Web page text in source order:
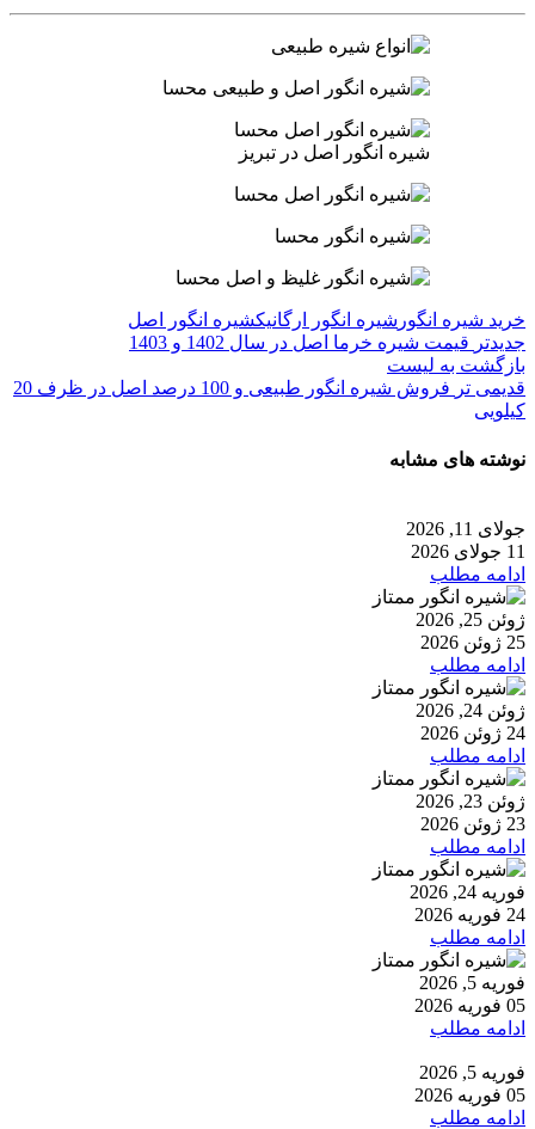
شیره انگور اصل در تبریز
خرید شیره انگور شیره انگور ارگانیکشیره انگور اصل
جدیدتر قیمت شیره خرما اصل در سال 1402 و 1403
بازگشت به لیست
قدیمی تر
فروش شیره انگور طبیعی و 100 درصد اصل در ظرف 20
کیلویی
نوشته های مشابه
جولای 11, 2026
11 جولای 2026
ادامه مطلب
ژوئن 25, 2026
25 ژوئن 2026
ادامه مطلب
ژوئن 24, 2026
24 ژوئن 2026
ادامه مطلب
ژوئن 23, 2026
23 ژوئن 2026
ادامه مطلب
فوریه 24, 2026
24 فوریه 2026
ادامه مطلب
فوریه 5, 2026
05 فوریه 2026
ادامه مطلب
فوریه 5, 2026
05 فوریه 2026
ادامه مطلب